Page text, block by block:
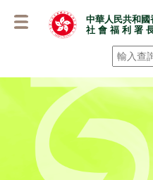
容
中華人民共和
社 會 福 利 署
搜尋 *